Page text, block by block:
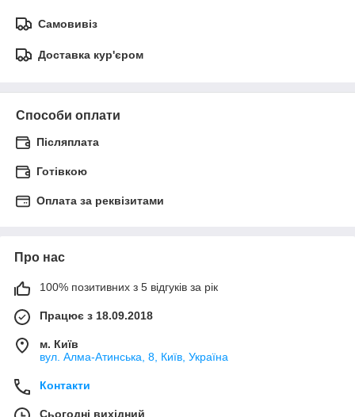
Самовивіз
Доставка кур'єром
Способи оплати
Післяплата
Готівкою
Оплата за реквізитами
Про нас
100% позитивних з 5 відгуків за рік
Працює з 18.09.2018
м. Київ
вул. Алма-Атинська, 8, Київ, Україна
Контакти
Сьогодні вихідний